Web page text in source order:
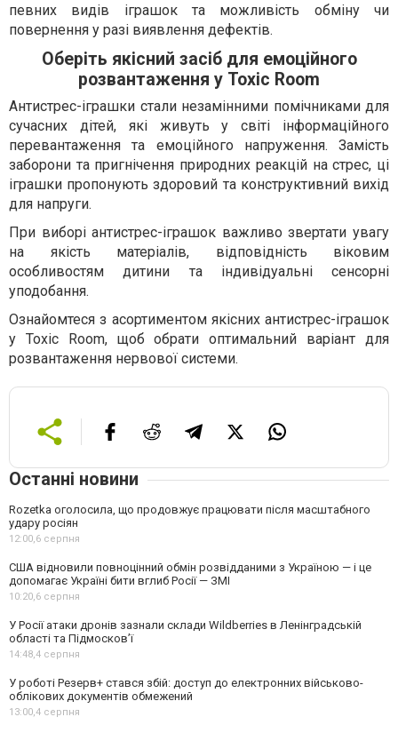
певних видів іграшок та можливість обміну чи
повернення у разі виявлення дефектів.
Оберіть якісний засіб для емоційного
розвантаження у Toxic Room
Антистрес-іграшки стали незамінними помічниками для
сучасних дітей, які живуть у світі інформаційного
перевантаження та емоційного напруження. Замість
заборони та пригнічення природних реакцій на стрес, ці
іграшки пропонують здоровий та конструктивний вихід
для напруги.
При виборі антистрес-іграшок важливо звертати увагу
на якість матеріалів, відповідність віковим
особливостям дитини та індивідуальні сенсорні
уподобання.
Ознайомтеся з асортиментом якісних антистрес-іграшок
у Toxic Room, щоб обрати оптимальний варіант для
розвантаження нервової системи.
Останні новини
Rozetka оголосила, що продовжує працювати після масштабного
удару росіян
12:00,6 серпня
США відновили повноцінний обмін розвідданими з Україною — і це
допомагає Україні бити вглиб Росії — ЗМІ
10:20,6 серпня
У Росії атаки дронів зазнали склади Wildberries в Ленінградській
області та Підмосков’ї
14:48,4 серпня
У роботі Резерв+ стався збій: доступ до електронних військово-
облікових документів обмежений
13:00,4 серпня